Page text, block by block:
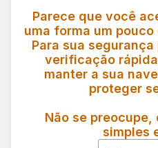
Parece que você
uma forma um
Para sua
verificação
manter a sua
proteger
Não se preocupe,
simples